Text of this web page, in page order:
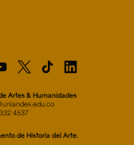
Artes & Humanidades
4537
de Historia del Arte.